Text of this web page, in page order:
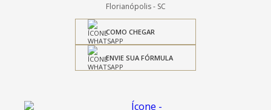
Florianópolis - SC
COMO CHEGAR
ENVIE SUA FÓRMULA